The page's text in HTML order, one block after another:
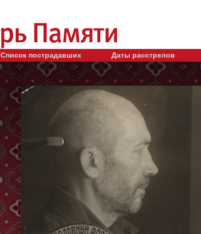
Список пострадавших Даты расстрелов